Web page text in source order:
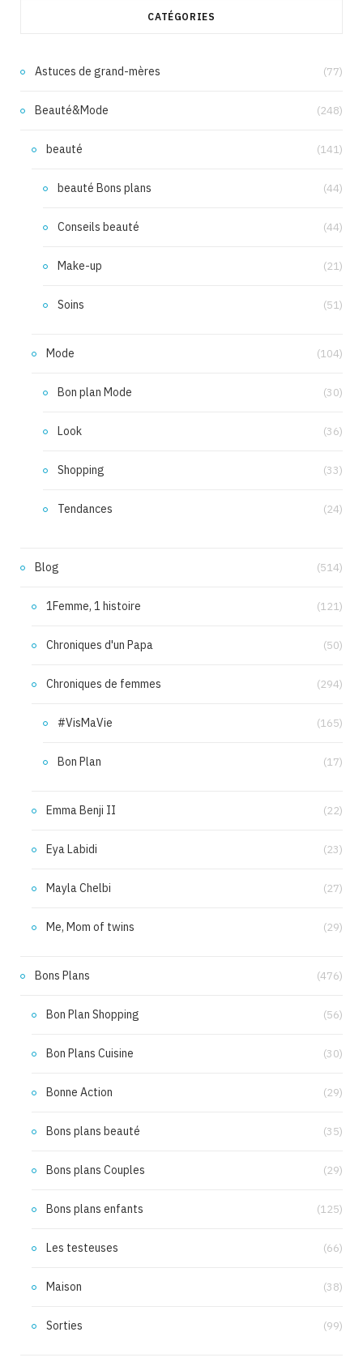
CATÉGORIES
Astuces de grand-mères (77)
Beauté&Mode (248)
beauté (141)
beauté Bons plans (44)
Conseils beauté (44)
Make-up (21)
Soins (51)
Mode (104)
Bon plan Mode (30)
Look (36)
Shopping (33)
Tendances (24)
Blog (514)
1Femme, 1 histoire (121)
Chroniques d'un Papa (50)
Chroniques de femmes (294)
#VisMaVie (165)
Bon Plan (17)
Emma Benji II (22)
Eya Labidi (23)
Mayla Chelbi (27)
Me, Mom of twins (29)
Bons Plans (476)
Bon Plan Shopping (56)
Bon Plans Cuisine (30)
Bonne Action (29)
Bons plans beauté (35)
Bons plans Couples (29)
Bons plans enfants (125)
Les testeuses (66)
Maison (38)
Sorties (99)